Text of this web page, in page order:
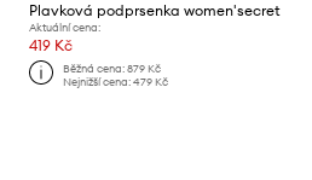
Plavková podprsenka women'secret
Aktuální cena:
419 Kč
Běžná cena:879 Kč
Nejnižší cena:479 Kč